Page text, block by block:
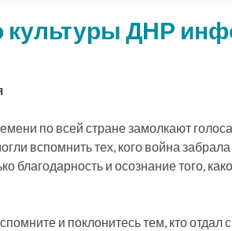
культуры ДНР
по всей стране замолкают
вспомнить тех, кого война забрала
благодарность и осознание того,
и поклонитесь тем, кто отдал